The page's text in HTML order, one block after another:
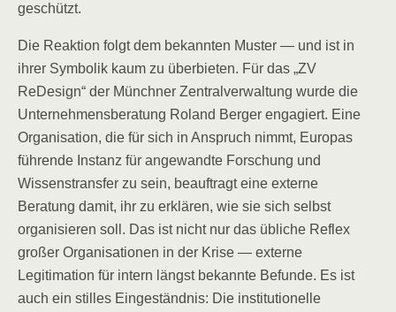
geschützt.
Die Reaktion folgt dem bekannten Muster — und ist in
ihrer Symbolik kaum zu überbieten. Für das „ZV
ReDesign“ der Münchner Zentralverwaltung wurde die
Unternehmensberatung Roland Berger engagiert. Eine
Organisation, die für sich in Anspruch nimmt, Europas
führende Instanz für angewandte Forschung und
Wissenstransfer zu sein, beauftragt eine externe
Beratung damit, ihr zu erklären, wie sie sich selbst
organisieren soll. Das ist nicht nur das übliche Reflex
großer Organisationen in der Krise — externe
Legitimation für intern längst bekannte Befunde. Es ist
auch ein stilles Eingeständnis: Die institutionelle